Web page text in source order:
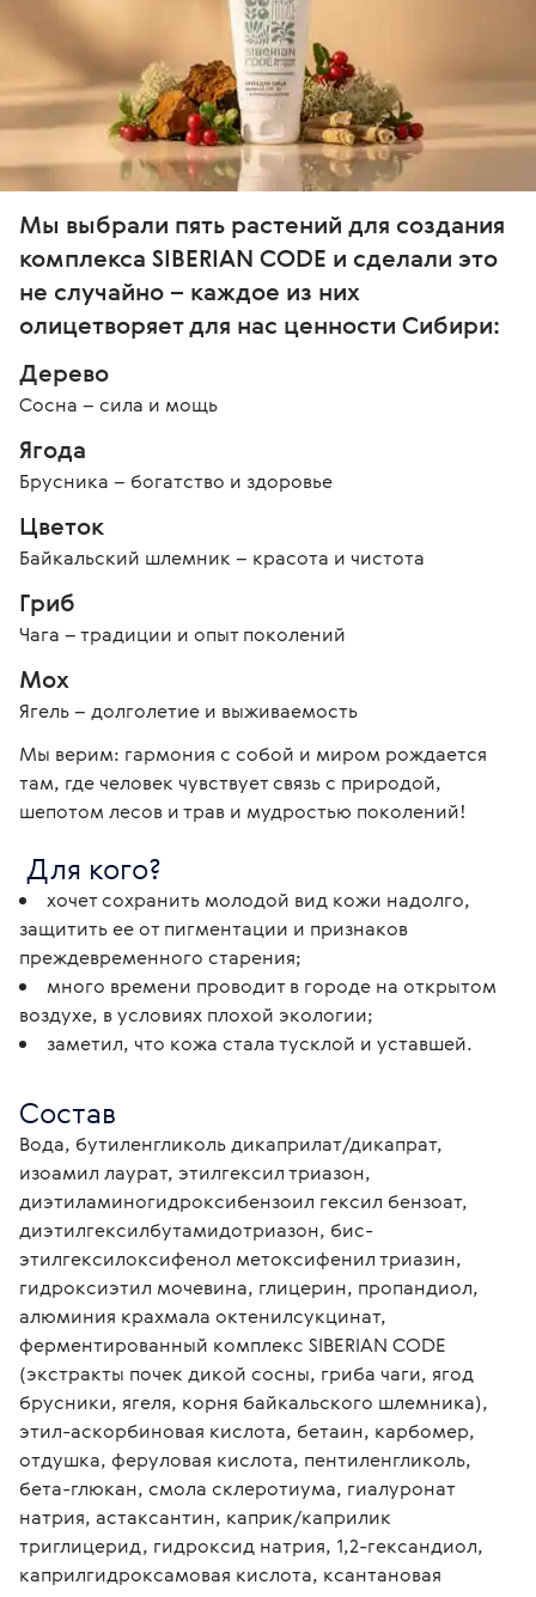
Мы выбрали пять растений для создания
комплекса SIBERIAN CODE и сделали это
не случайно – каждое из них
олицетворяет для нас ценности Сибири:
Дерево
Сосна – сила и мощь
Ягода
Брусника – богатство и здоровье
Цветок
Байкальский шлемник – красота и чистота
Гриб
Чага – традиции и опыт поколений
Мох
Ягель – долголетие и выживаемость
Мы верим: гармония с собой и миром рождается
там, где человек чувствует связь с природой,
шепотом лесов и трав и мудростью поколений!
Для кого?
хочет сохранить молодой вид кожи надолго,
защитить ее от пигментации и признаков
преждевременного старения;
много времени проводит в городе на открытом
воздухе, в условиях плохой экологии;
заметил, что кожа стала тусклой и уставшей.
Состав
Вода, бутиленгликоль дикаприлат/дикапрат,
изоамил лаурат, этилгексил триазон,
диэтиламиногидроксибензоил гексил бензоат,
диэтилгексилбутамидотриазон, бис-
этилгексилоксифенол метоксифенил триазин,
гидроксиэтил мочевина, глицерин, пропандиол,
алюминия крахмала октенилсукцинат,
ферментированный комплекс SIBERIAN CODE
(экстракты почек дикой сосны, гриба чаги, ягод
брусники, ягеля, корня байкальского шлемника),
этил-аскорбиновая кислота, бетаин, карбомер,
отдушка, феруловая кислота, пентиленгликоль,
бета-глюкан, смола склеротиума, гиалуронат
натрия, астаксантин, каприк/каприлик
триглицерид, гидроксид натрия, 1,2-гександиол,
каприлгидроксамовая кислота, ксантановая